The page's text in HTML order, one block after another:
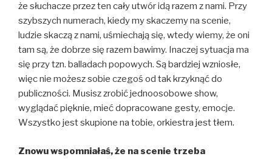
że słuchacze przez ten cały utwór idą razem z nami. Przy
szybszych numerach, kiedy my skaczemy na scenie,
ludzie skaczą z nami, uśmiechają się, wtedy wiemy, że oni
tam są, że dobrze się razem bawimy. Inaczej sytuacja ma
się przy tzn. balladach popowych. Są bardziej wzniosłe,
więc nie możesz sobie czegoś od tak krzyknąć do
publiczności. Musisz zrobić jednoosobowe show,
wyglądać pięknie, mieć dopracowane gesty, emocje.
Wszystko jest skupione na tobie, orkiestra jest tłem.
Znowu wspomniałaś, że na scenie trzeba